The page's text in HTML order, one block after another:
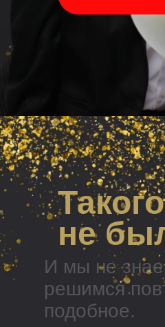
не
И мы не
решимся
подобное.